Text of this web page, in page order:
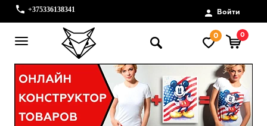
+375336138341 Войти
0 0